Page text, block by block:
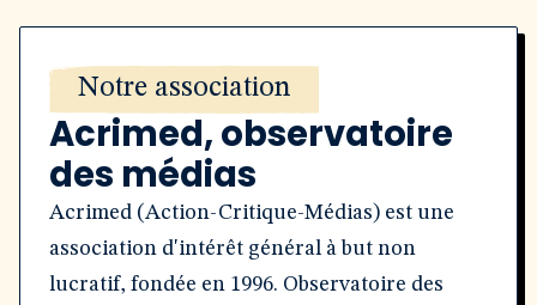
Notre association
Acrimed, observatoire
des médias
Acrimed (Action-Critique-Médias) est une
association d'intérêt général à but non
lucratif, fondée en 1996. Observatoire des